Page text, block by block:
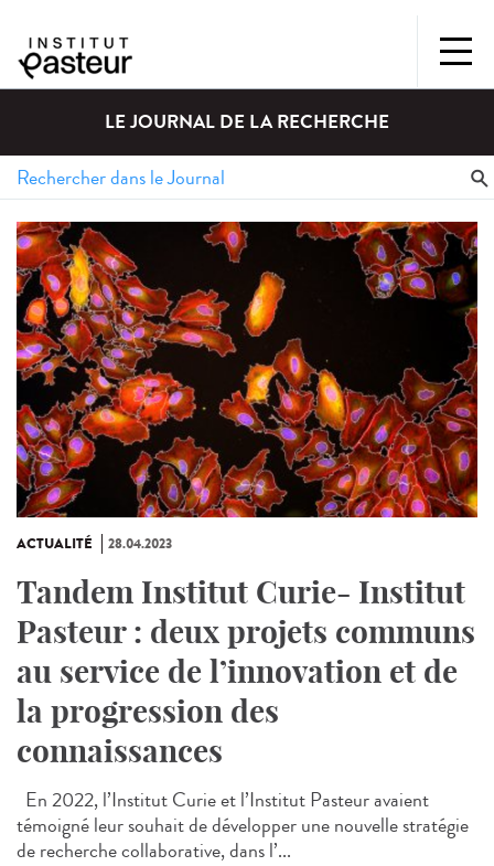
LE JOURNAL DE LA RECHERCHE
ACTUALITÉ 28.04.2023
Tandem Institut Curie- Institut
Pasteur : deux projets communs
au service de l’innovation et de
la progression des
connaissances
En 2022, l’Institut Curie et l’Institut Pasteur avaient
témoigné leur souhait de développer une nouvelle stratégie
de recherche collaborative, dans l’...